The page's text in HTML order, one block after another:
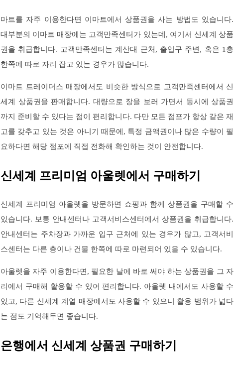
마트를 자주 이용한다면 이마트에서 상품권을 사는 방법도 있습니다.
대부분의 이마트 매장에는 고객만족센터가 있는데, 여기서 신세계 상품
권을 취급합니다. 고객만족센터는 계산대 근처, 출입구 주변, 혹은 1층
한쪽에 따로 자리 잡고 있는 경우가 많습니다.
이마트 트레이더스 매장에서도 비슷한 방식으로 고객만족센터에서 신
세계 상품권을 판매합니다. 대량으로 장을 보러 가면서 동시에 상품권
까지 준비할 수 있다는 점이 편리합니다. 다만 모든 점포가 항상 같은 재
고를 갖추고 있는 것은 아니기 때문에, 특정 금액권이나 많은 수량이 필
요하다면 해당 점포에 직접 전화해 확인하는 것이 안전합니다.
신세계 프리미엄 아울렛에서 구매하기
신세계 프리미엄 아울렛을 방문하면 쇼핑과 함께 상품권을 구매할 수
있습니다. 보통 안내센터나 고객서비스센터에서 상품권을 취급합니다.
안내센터는 주차장과 가까운 입구 근처에 있는 경우가 많고, 고객서비
스센터는 다른 층이나 건물 한쪽에 따로 마련되어 있을 수 있습니다.
아울렛을 자주 이용한다면, 필요한 날에 바로 써야 하는 상품권을 그 자
리에서 구매해 활용할 수 있어 편리합니다. 아울렛 내에서도 사용할 수
있고, 다른 신세계 계열 매장에서도 사용할 수 있으니 활용 범위가 넓다
는 점도 기억해두면 좋습니다.
은행에서 신세계 상품권 구매하기